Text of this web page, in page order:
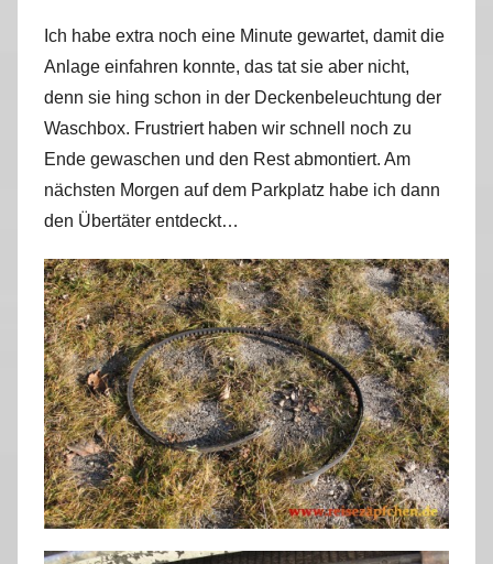
Ich habe extra noch eine Minute gewartet, damit die
Anlage einfahren konnte, das tat sie aber nicht,
denn sie hing schon in der Deckenbeleuchtung der
Waschbox. Frustriert haben wir schnell noch zu
Ende gewaschen und den Rest abmontiert. Am
nächsten Morgen auf dem Parkplatz habe ich dann
den Übertäter entdeckt…